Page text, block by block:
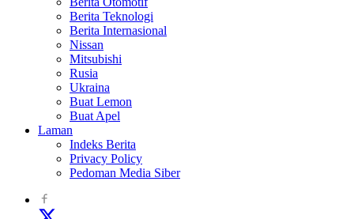
Berita Teknologi
Berita Internasional
Nissan
Mitsubishi
Rusia
Ukraina
Buat Lemon
Buat Apel
Laman
Indeks Berita
Privacy Policy
Pedoman Media Siber